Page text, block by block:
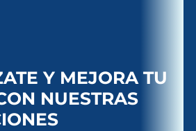
Y MEJORA TU
NUESTRAS